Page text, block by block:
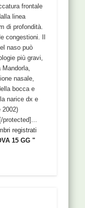
frontale
linea
di profondità.
congestioni. Il
naso può
più gravi,
nasale,
bocca e
narice dx e
2002)
registrati
15 GG "